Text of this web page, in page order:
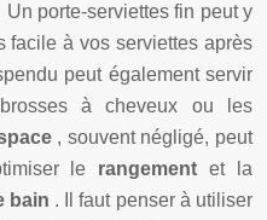
Un porte-serviettes fin peut y
facile à vos serviettes après
peut également servir
à cheveux ou les
, souvent négligé, peut
le rangementet la
bain . Il faut penser à utiliser